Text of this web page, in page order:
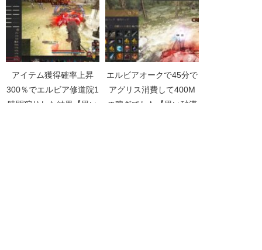
アイテム獲得確率上昇
300％でエルビア修道院1
時間狩りした結果【黒い
エルビアオークで45分で
アグリス消費して400M
の稼ぎでした【黒い砂漠